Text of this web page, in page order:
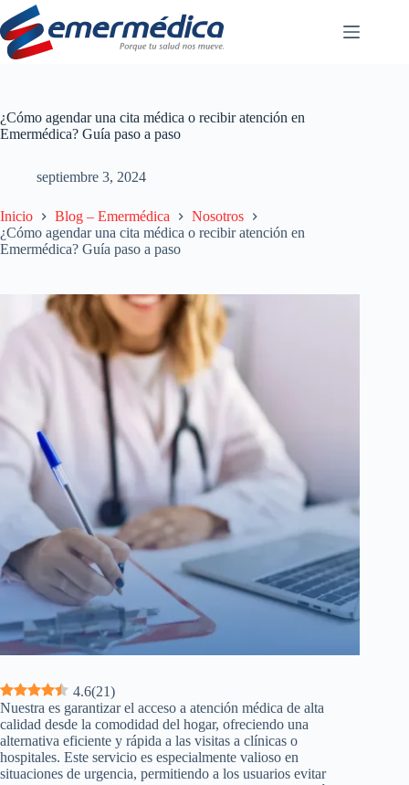
Saltar
al
contenido
¿Cómo agendar una cita médica o recibir atención en
Emermédica? Guía paso a paso
septiembre 3, 2024
Inicio Blog – Emermédica
Nosotros
¿Cómo agendar una cita médica o recibir atención en
Emermédica? Guía paso a paso
4.6(21)
Nuestra es garantizar el acceso a atención médica de alta
calidad desde la comodidad del hogar, ofreciendo una
alternativa eficiente y rápida a las visitas a clínicas o
hospitales. Este servicio es especialmente valioso en
situaciones de urgencia, permitiendo a los usuarios evitar